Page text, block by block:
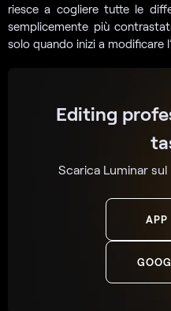
riesce a cogliere tutte le
semplicemente più
solo quando inizi a modificare
Editing
Scarica Luminar
APP